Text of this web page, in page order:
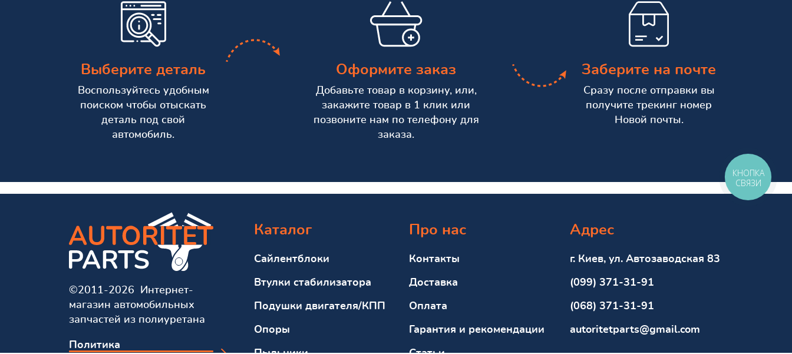
Выберите деталь
Воспользуйтесь удобным
поиском чтобы отыскать
деталь под свой
автомобиль.
Оформите заказ
Добавьте товар в корзину, или,
закажите товар в 1 клик или
позвоните нам по телефону для
заказа.
Заберите на почте
Сразу после отправки вы
получите трекинг номер
Новой почты.
©2011-2026 Интернет-
магазин автомобильных
запчастей из полиуретана
Политика
Каталог
Сайлентблоки
Втулки стабилизатора
Подушки двигателя/КПП
Опоры
Про нас
Контакты
Доставка
Оплата
Гарантия и рекомендации
Адрес
г. Киев, ул. Автозаводская 83
(099) 371-31-91
(068) 371-31-91
autoritetparts@gmail.com
КНОПКА
СВЯЗИ